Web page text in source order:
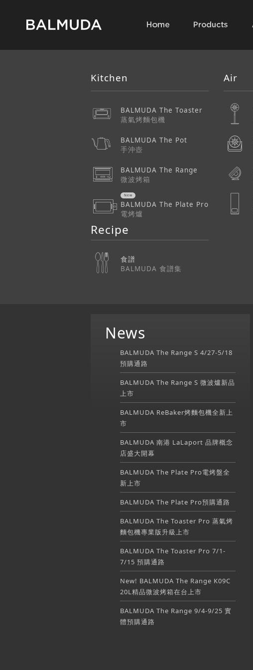
Kitchen
BALMUDA The Toaster
蒸氣烤麵包機
BALMUDA The Pot
手沖壺
BALMUDA The Range
微波烤箱
BALMUDA The Plate Pro
電烤爐
Recipe
食譜
BALMUDA 食譜集
Air
News
BALMUDA The Range S 4/27-5/18
預購通路
BALMUDA The Range S 微波爐新品
上市
BALMUDA ReBaker烤麵包機全新上
市
BALMUDA 南港 LaLaport 品牌概念
店盛大開幕
BALMUDA The Plate Pro電烤盤全
新上市
BALMUDA The Plate Pro預購通路
BALMUDA The Toaster Pro 蒸氣烤
麵包機專業版升級上市
BALMUDA The Toaster Pro 7/1-
7/15 預購通路
New! BALMUDA The Range K09C
20L精品微波烤箱在台上市
BALMUDA The Range 9/4-9/25 實
體預購通路